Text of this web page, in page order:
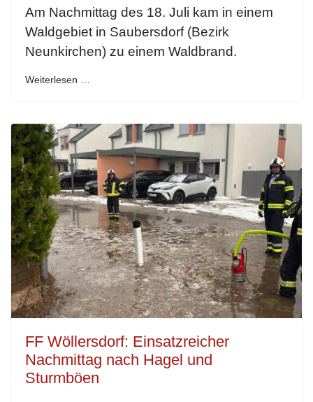
Am Nachmittag des 18. Juli kam in einem
Waldgebiet in Saubersdorf (Bezirk
Neunkirchen) zu einem Waldbrand.
Weiterlesen …
FF Wöllersdorf: Einsatzreicher
Nachmittag nach Hagel und
Sturmböen